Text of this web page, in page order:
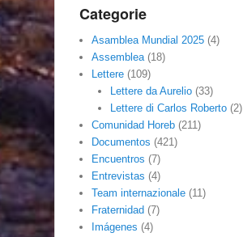
Categorie
Asamblea Mundial 2025 (4)
Assemblea(18)
Lettere (109)
Lettere da Aurelio(33)
Lettere di Carlos Roberto(2)
Comunidad Horeb (211)
Documentos (421)
Encuentros (7)
Entrevistas (4)
Team internazionale (11)
Fraternidad (7)
Imágenes (4)